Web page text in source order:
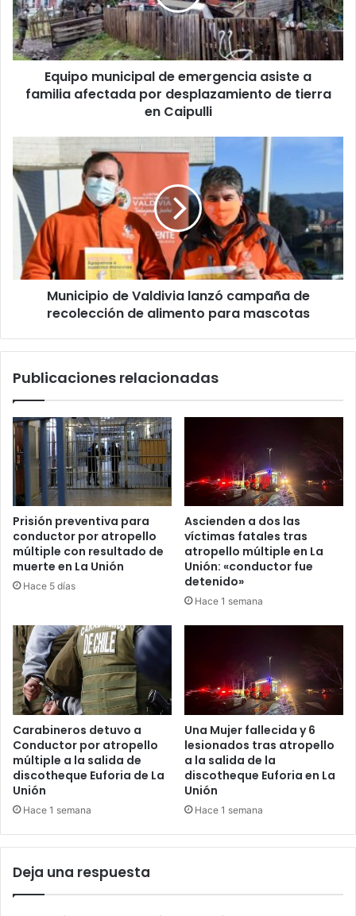
a
familia
afectada
por
desplazamiento
Caipulli
Equipo municipal de emergencia asiste a
familia afectada por desplazamiento de tierra
en Caipulli
de
Valdivia
lanzó
campaña
de
recolección
de
alimento
mascotas
Municipio de Valdivia lanzó campaña de
recolección de alimento para mascotas
Publicaciones relacionadas
Prisión preventiva para
conductor por atropello
múltiple con resultado de
muerte en La Unión
Hace 5 días
Ascienden a dos las
víctimas fatales tras
atropello múltiple en La
Unión: «conductor fue
detenido»
Hace 1 semana
Carabineros detuvo a
Conductor por atropello
múltiple a la salida de
discotheque Euforia de La
Unión
Hace 1 semana
Una Mujer fallecida y 6
lesionados tras atropello
a la salida de la
discotheque Euforia en La
Unión
Hace 1 semana
Deja una respuesta